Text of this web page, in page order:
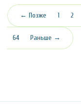
← Позже 1 2
64 Раньше →